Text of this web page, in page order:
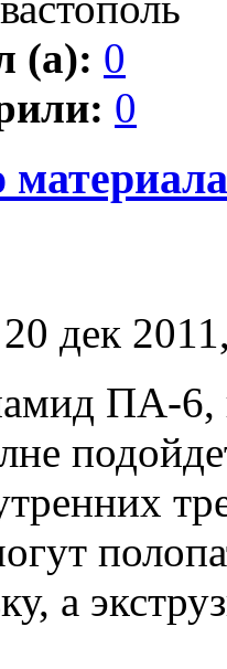
(а): 0
0
20 дек
ПА-6,
а